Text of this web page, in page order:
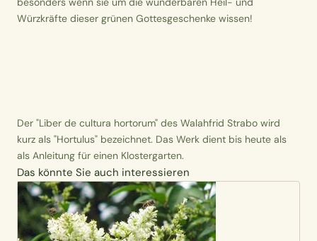
Würzkräfte dieser grünen Gottesgeschenke wissen!
Der "Liber de cultura hortorum" des Walahfrid Strabo wird
kurz als "Hortulus" bezeichnet. Das Werk dient bis heute als
als Anleitung für einen Klostergarten.
Das könnte Sie auch interessieren